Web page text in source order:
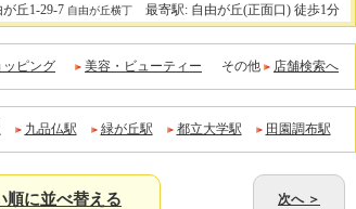
丘1-29-7 自由が丘横丁 最寄駅: 自由が丘(正面口) 徒歩1分
ッピング 美容・ビューティー その他 店舗検索へ
九品仏駅 緑が丘駅 都立大学駅 田園調布駅
順に並べ替える 次へ ＞